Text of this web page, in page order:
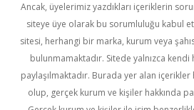
Ancak, üyelerimiz yazdıkları içeriklerin
siteye üye olarak bu sorumluluğu kabul
sitesi, herhangi bir marka, kurum veya
bulunmamaktadır. Sitede yalnızca kendi
paylaşılmaktadır. Burada yer alan
olup, gerçek kurum ve kişiler hakkında